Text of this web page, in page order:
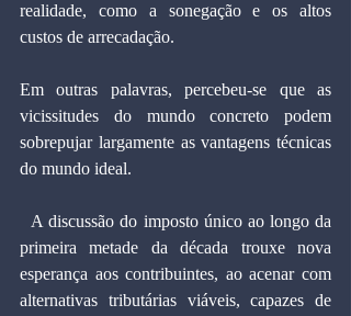
realidade, como a sonegação e os altos
custos de arrecadação.
Em outras palavras, percebeu-se que as
vicissitudes do mundo concreto podem
sobrepujar largamente as vantagens técnicas
do mundo ideal.
primeira metade da década trouxe nova
esperança aos contribuintes, ao acenar com
alternativas tributárias viáveis, capazes de